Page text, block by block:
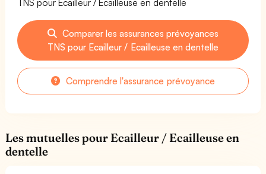
Comparer les assurances prévoyances
TNS pour Ecailleur / Ecailleuse en dentelle
Comprendre l'assurance prévoyance
Les mutuelles pour Ecailleur / Ecailleuse en
dentelle